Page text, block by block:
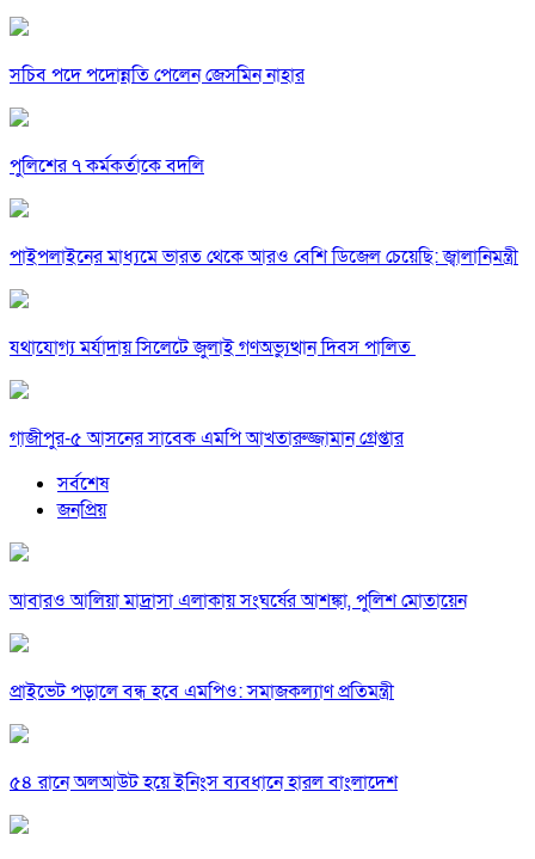
সচিব পদে পদোন্নতি পেলেন জেসমিন নাহার
পুলিশের ৭ কর্মকর্তাকে বদলি
পাইপলাইনের মাধ্যমে ভারত থেকে আরও বেশি ডিজেল চেয়েছি: জ্বালানিমন্ত্রী
যথাযোগ্য মর্যাদায় সিলেটে জুলাই গণঅভ্যুত্থান দিবস পালিত
গাজীপুর-৫ আসনের সাবেক এমপি আখতারুজ্জামান গ্রেপ্তার
সর্বশেষ
জনপ্রিয়
আবারও আলিয়া মাদ্রাসা এলাকায় সংঘর্ষের আশঙ্কা, পুলিশ মোতায়েন
প্রাইভেট পড়ালে বন্ধ হবে এমপিও: সমাজকল্যাণ প্রতিমন্ত্রী
৫৪ রানে অলআউট হয়ে ইনিংস ব্যবধানে হারল বাংলাদেশ